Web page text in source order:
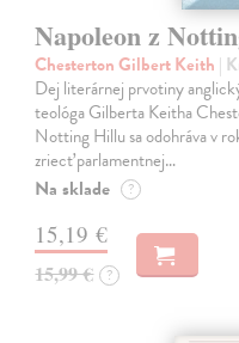
Napoleon z
Chesterton Gilbert Keith |
Dej literárnej prvotiny
teológa Gilberta Keitha
Notting Hillu sa odohráva v
zriecť parlamentnej…
Na sklade ?
15,19 €
15,99 € ?